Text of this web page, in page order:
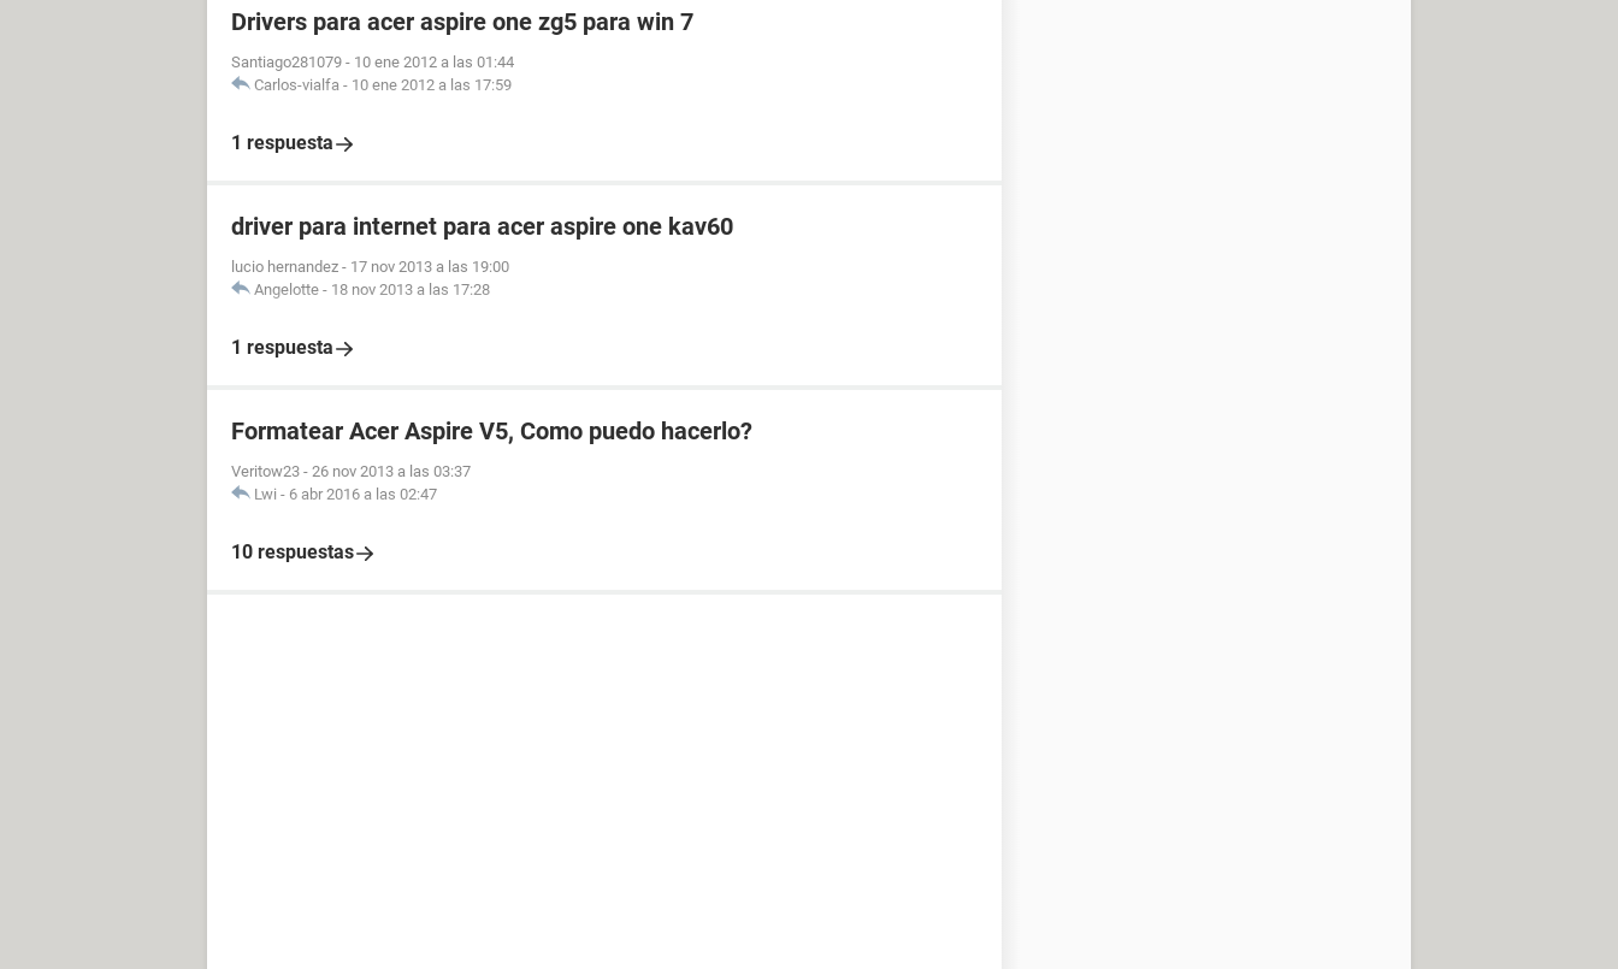
Drivers para acer aspire one zg5 para win 7
Santiago281079 - 10 ene 2012 a las 01:44
Carlos-vialfa - 10 ene 2012 a las 17:59
1 respuesta
driver para internet para acer aspire one kav60
lucio hernandez - 17 nov 2013 a las 19:00
Angelotte - 18 nov 2013 a las 17:28
1 respuesta
Formatear Acer Aspire V5, Como puedo hacerlo?
Veritow23 - 26 nov 2013 a las 03:37
Lwi - 6 abr 2016 a las 02:47
10 respuestas